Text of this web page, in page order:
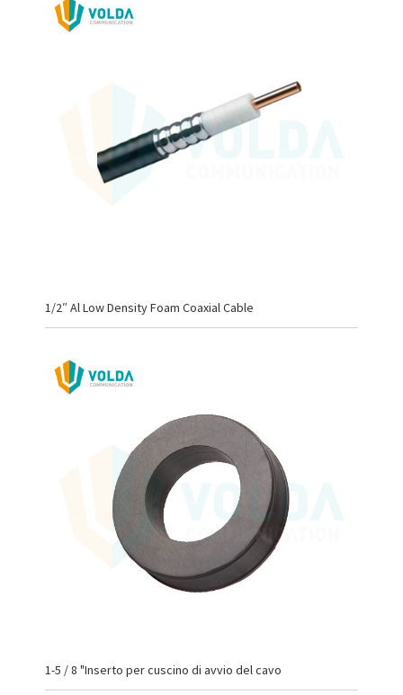
1/2″ Al Low Density Foam Coaxial Cable
1-5 / 8 "Inserto per cuscino di avvio del cavo